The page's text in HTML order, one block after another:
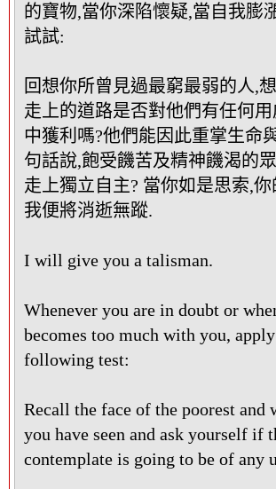
的寶物,當你深陷懷疑,當自我膨
試試:
回想你所曾見過最窮最弱的人,
走上的道路是否對他們有任何
中獲利嗎?他們能因此重掌生命
句話說,飽受饑苦及精神饑渴的
走上獨立自主? 當你如是思索,你
我便將消逝無蹤.
I will give you a talisman.
Whenever you are in doubt or
becomes too much with you,
following test:
Recall the face of the poorest and
you have seen and ask yourself if
contemplate is going to be of any